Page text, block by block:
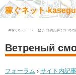
稼ぐネット-
稼ぐネット サイト内記事についての
Ветреный
フォーラム › サイト内記